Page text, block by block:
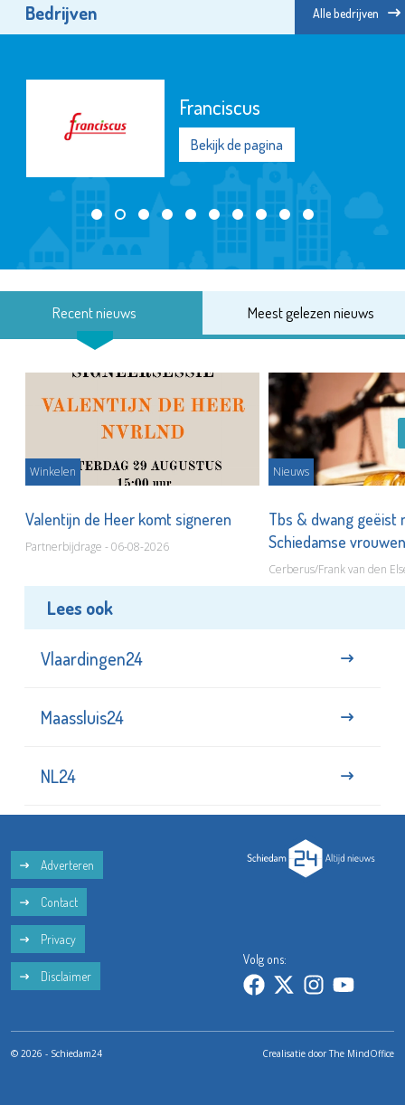
Bedrijven Alle bedrijven
Franciscus
Bekijk de pagina
Recent nieuws Meest gelezen nieuws
Winkelen
Valentijn de Heer komt signeren
Partnerbijdrage - 06-08-2026
Nieuws
Tbs & dwang geëist
Schiedamse
Cerberus/Frank van den
Lees ook
Vlaardingen24
Maassluis24
NL24
Adverteren
Contact
Privacy
Disclaimer
Volg ons:
© 2026 - Schiedam24 Crealisatie doorThe MindOffice